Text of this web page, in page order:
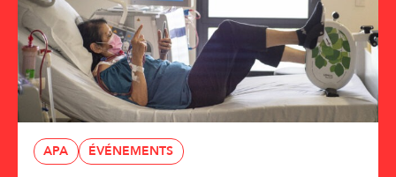
APA ÉVÉNEMENTS